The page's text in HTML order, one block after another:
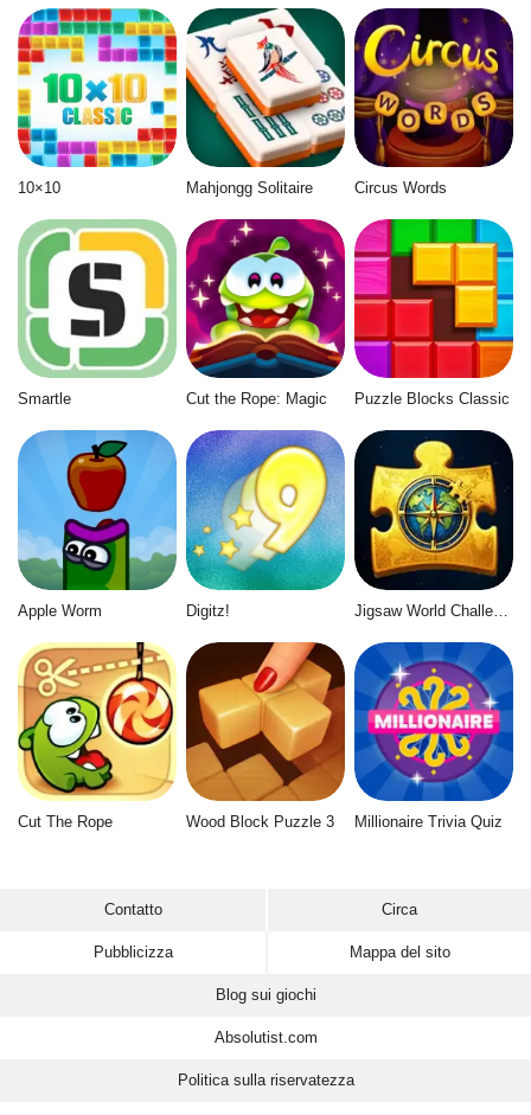
10×10 Mahjongg Solitaire Circus Words
Smartle Cut the Rope: Magic Puzzle Blocks Classic
Apple Worm Digitz! Jigsaw World Challenge
Cut The Rope Wood Block Puzzle 3 Millionaire Trivia Quiz
Contatto Circa
Pubblicizza Mappa del sito
Blog sui giochi
Absolutist.com
Politica sulla riservatezza